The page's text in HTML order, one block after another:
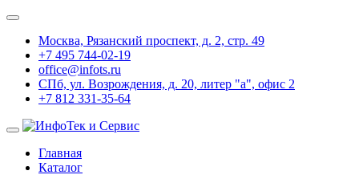
Москва, Рязанский проспект, д. 2, стр. 49
+7 495 744-02-19
office@infots.ru
СПб, ул. Возрождения, д. 20, литер "a", офис 2
+7 812 331-35-64
Главная
Каталог